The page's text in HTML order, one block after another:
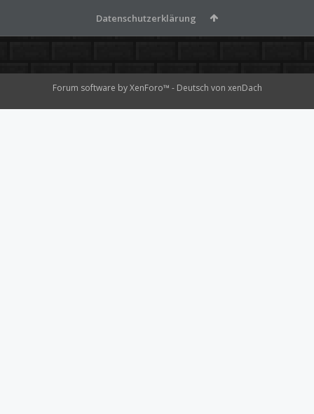
Datenschutzerklärung
Forum software by XenForo™ - Deutsch von xenDach